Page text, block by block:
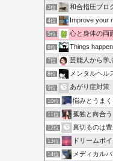
3位 和合指圧ブロ
4位 Improve your
5位 心と身体の両
6位 Things happen.
7位 芸能人から学
8位 メンタルヘル
9位 あがり症対策
10位 悩みとうまく同
11位 孤独と向合う
12位 裏切るのは
13位 ドリームボ
14位 メディカル